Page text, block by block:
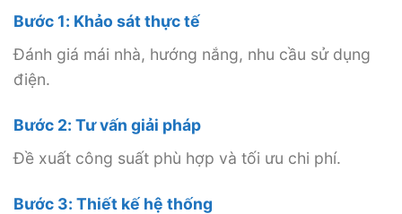
Bước 1: Khảo sát thực tế
Đánh giá mái nhà, hướng nắng, nhu cầu sử dụng
điện.
Bước 2: Tư vấn giải pháp
Đề xuất công suất phù hợp và tối ưu chi phí.
Bước 3: Thiết kế hệ thống